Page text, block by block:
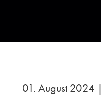
01. August 2024 |